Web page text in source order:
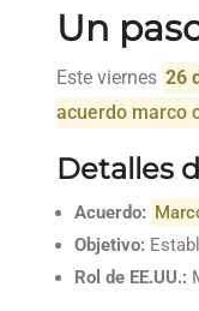
Un
Este viernes 26
acuerdo marco
Detalles
Acuerdo:
Objetivo:
Rol de EE.UU.: